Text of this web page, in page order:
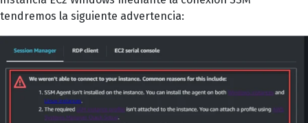
tendremos la siguiente advertencia: